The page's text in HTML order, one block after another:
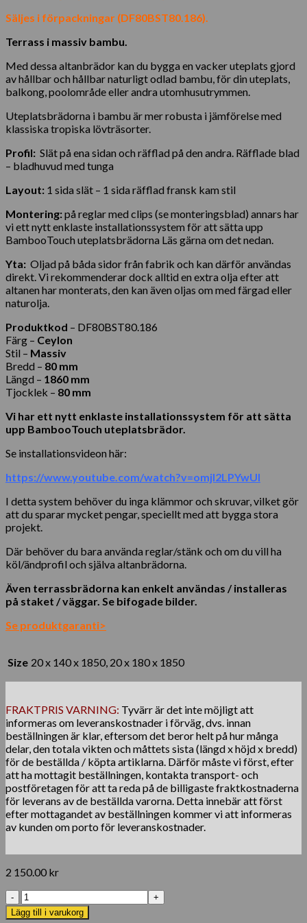
Säljes i förpackningar (DF80BST80.186).
Terrass i massiv bambu.
Med dessa altanbrädor kan du bygga en vacker uteplats gjord
av hållbar och hållbar naturligt odlad bambu, för din uteplats,
balkong, poolområde eller andra utomhusutrymmen.
Uteplatsbrädorna i bambu är mer robusta i jämförelse med
klassiska tropiska lövträsorter.
Profil: Slät på ena sidan och räfflad på den andra. Räfflade blad
– bladhuvud med tunga
Layout: 1 sida slät – 1 sida räfflad fransk kam stil
Montering:på reglar med clips (se monteringsblad) annars har
vi ett nytt enklaste installationssystem för att sätta upp
BambooTouch uteplatsbrädorna Läs gärna om det nedan.
Yta: Oljad på båda sidor från fabrik och kan därför användas
direkt. Vi rekommenderar dock alltid en extra olja efter att
altanen har monterats, den kan även oljas om med färgad eller
naturolja.
Produktkod – DF80BST80.186
Färg – Ceylon
Stil – Massiv
Bredd – 80 mm
Längd – 1860 mm
Tjocklek – 80 mm
Vi har ett nytt enklaste installationssystem för att sätta
upp BambooTouch uteplatsbrädor.
Se installationsvideon här:
https://www.youtube.com/watch?v=omjI2LPYwUI
I detta system behöver du inga klämmor och skruvar, vilket gör
att du sparar mycket pengar, speciellt med att bygga stora
projekt.
Där behöver du bara använda reglar/stänk och om du vill ha
köl/ändprofil och själva altanbrädorna.
Även terrassbrädorna kan enkelt användas / installeras
på staket / väggar. Se bifogade bilder.
Se produktgaranti>
Size 20 x 140 x 1850, 20 x 180 x 1850
FRAKTPRIS VARNING: Tyvärr är det inte möjligt att
informeras om leveranskostnader i förväg, dvs. innan
beställningen är klar, eftersom det beror helt på hur många
delar, den totala vikten och måttets sista (längd x höjd x bredd)
för de beställda / köpta artiklarna. Därför måste vi först, efter
att ha mottagit beställningen, kontakta transport- och
postföretagen för att ta reda på de billigaste fraktkostnaderna
för leverans av de beställda varorna. Detta innebär att först
efter mottagandet av beställningen kommer vi att informeras
av kunden om porto för leveranskostnader.
2 150.00 kr
Fence
Pole
Lägg till i varukorg